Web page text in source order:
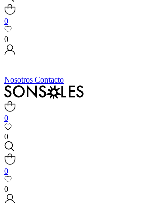
0
0
Nosotros Contacto
0
0
0
0